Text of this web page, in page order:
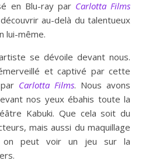
en Blu-ray par Carlotta Films
au-delà du talentueux
lui-même.
se dévoile devant nous.
et captivé par cette
Carlotta Films. Nous avons
nos yeux ébahis toute la
Kabuki. Que cela soit du
mais aussi du maquillage
on peut voir un jeu sur la